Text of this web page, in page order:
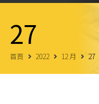
27
首頁 2022 12 月 27